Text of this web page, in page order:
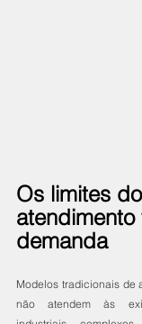
Os limites do
demanda
Modelos tradicionais de
não atendem às